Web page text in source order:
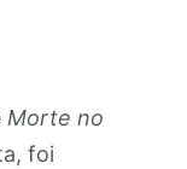
Morte no
foi